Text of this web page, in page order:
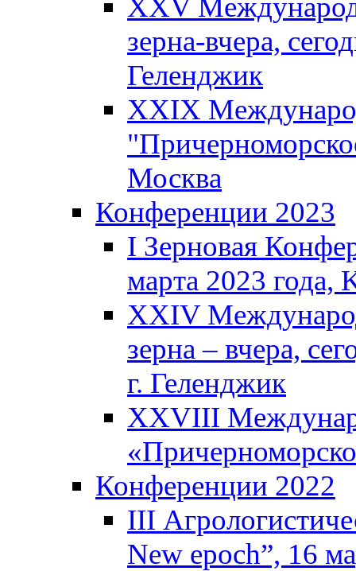
XXV
зерна-вчера,
Геленджик
XXIX
Москва
Конференции 2023
I Зерновая
марта 2023 года,
XXIV
зерна – вчера,
г. Геленджик
XXVIII
Конференции 2022
III
New epoch”, 16